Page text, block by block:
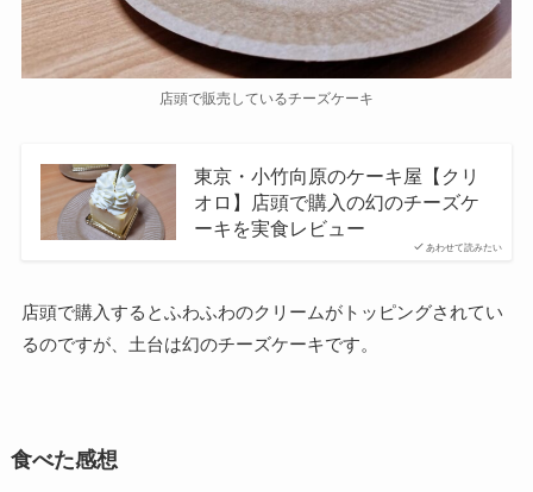
店頭で販売しているチーズケーキ
あわせて読みたい
東京・小竹向原のケーキ屋【クリ
オロ】店頭で購入の幻のチーズケ
ーキを実食レビュー
店頭で購入するとふわふわのクリームがトッピングされてい
るのですが、土台は幻のチーズケーキです。
食べた感想